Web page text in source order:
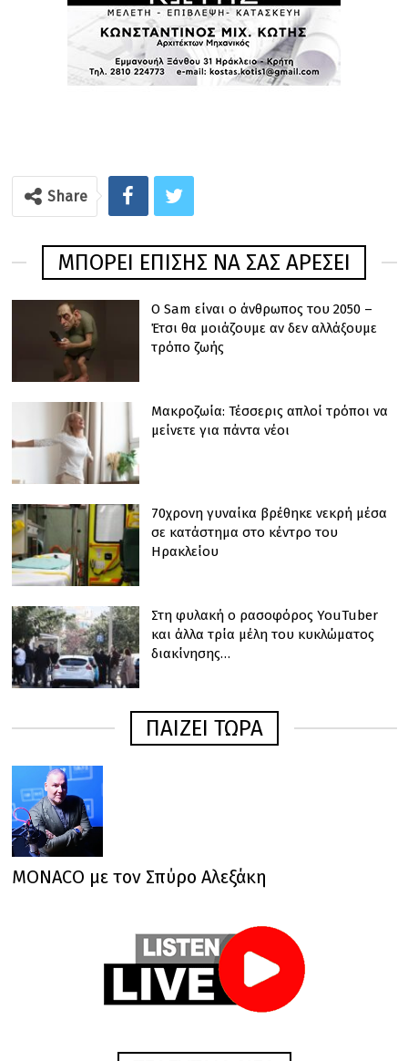
Share
ΜΠΟΡΕΊ ΕΠΊΣΗΣ ΝΑ ΣΑΣ ΑΡΈΣΕΙ
Ο Sam είναι ο άνθρωπος του 2050 –
Έτσι θα μοιάζουμε αν δεν αλλάξουμε
τρόπο ζωής
Μακροζωία: Τέσσερις απλοί τρόποι να
μείνετε για πάντα νέοι
70χρονη γυναίκα βρέθηκε νεκρή μέσα
σε κατάστημα στο κέντρο του
Ηρακλείου
Στη φυλακή o ρασοφόρος YouTuber
και άλλα τρία μέλη του κυκλώματος
διακίνησης…
ΠΑΙΖΕΙ ΤΩΡΑ
MONACO με τον Σπύρο Αλεξάκη